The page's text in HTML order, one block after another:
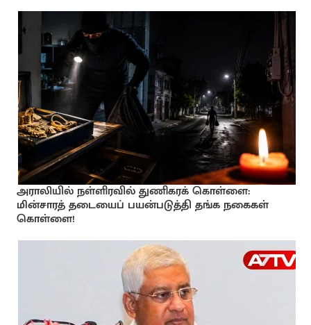
அராலியில் நள்ளிரவில் துணிகரக் கொள்ளை:
மின்சாரத் தடையைப் பயன்படுத்தி தங்க நகைகள்
கொள்ளை!